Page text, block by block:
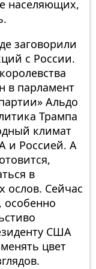
населяющих,
заговорили
с России.
в парламент
Альдо
Трампа
климат
и Россией. А
в
ослов. Сейчас
особенно
США
цвет